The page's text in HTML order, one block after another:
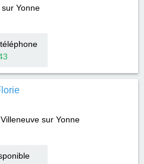
sur Yonne
Villeneuve sur Yonne